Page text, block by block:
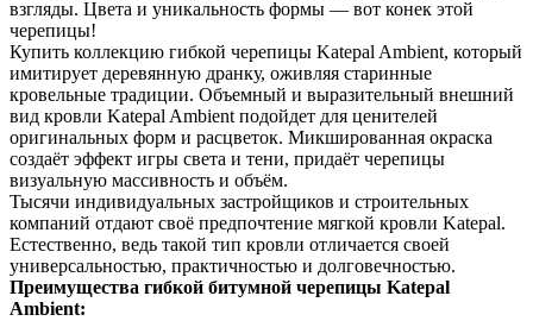
взгляды. Цвета и уникальность формы — вот конек этой
черепицы!
Купить коллекцию гибкой черепицы Katepal Ambient, который
имитирует деревянную дранку, оживляя старинные
кровельные традиции. Объемный и выразительный внешний
вид кровли Katepal Ambient подойдет для ценителей
оригинальных форм и расцветок. Микшированная окраска
создаёт эффект игры света и тени, придаёт черепицы
визуальную массивность и объём.
Тысячи индивидуальных застройщиков и строительных
компаний отдают своё предпочтение мягкой кровли Katepal.
Естественно, ведь такой тип кровли отличается своей
универсальностью, практичностью и долговечностью.
Преимущества гибкой битумной черепицы Katepal
Ambient: